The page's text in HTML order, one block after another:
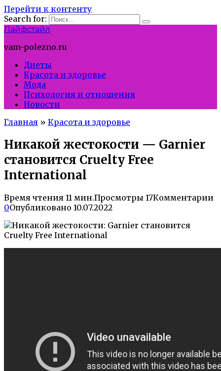
Перейти к контенту
Search for:
Лайфстайл
vam-polezno.ru
Диеты
Красота и здоровье
Мода
Психология и отношения
Новости
Главная » Красота и здоровье
Никакой жестокости — Garnier
становится Cruelty Free
International
Время чтения 11 мин.Просмотры 17Комментарии
0Опубликовано 10.07.2022